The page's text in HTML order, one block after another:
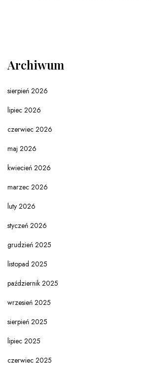
Archiwum
sierpień 2026
lipiec 2026
czerwiec 2026
maj 2026
kwiecień 2026
marzec 2026
luty 2026
styczeń 2026
grudzień 2025
listopad 2025
październik 2025
wrzesień 2025
sierpień 2025
lipiec 2025
czerwiec 2025